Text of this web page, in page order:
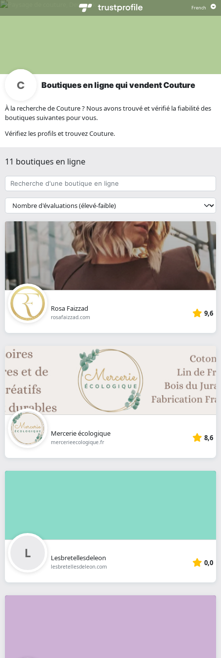
Boutiques en ligne qui vendent Couture
À la recherche de Couture ? Nous avons trouvé et vérifié la fiabilité des
boutiques suivantes pour vous.
Vérifiez les profils et trouvez Couture.
11 boutiques en ligne
Recherche
d'une
boutique
{{
__('Sort')
}}
Rosa Faizzad
rosafaizzad.com 9,6
Mercerie écologique
mercerieecologique.fr 8,6
Lesbretellesdeleon
lesbretellesdeleon.com 0,0